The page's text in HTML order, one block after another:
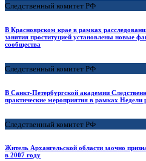
Следственный комитет РФ
В Красноярском крае в рамках
занятия проституцией установлены новые
сообщества
Следственный комитет РФ
В Санкт-Петербургской академии
практические мероприятия в рамках Недели
Следственный комитет РФ
Житель Архангельской области заочно
в 2007 году